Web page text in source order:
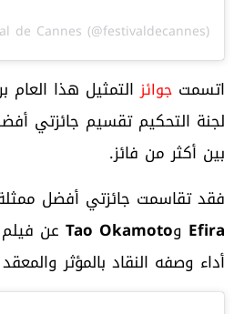
de Cannes (@festivaldecannes)
اتسمت جوائزالتمثيل هذا العام
لجنة التحكيم تقسيم جائزتي
بين أكثر من فائز.
فقد تقاسمت جائزتي أفضل
Efira وTao Okamoto عن فيلم
أداء وصفه النقاد بالمؤثر